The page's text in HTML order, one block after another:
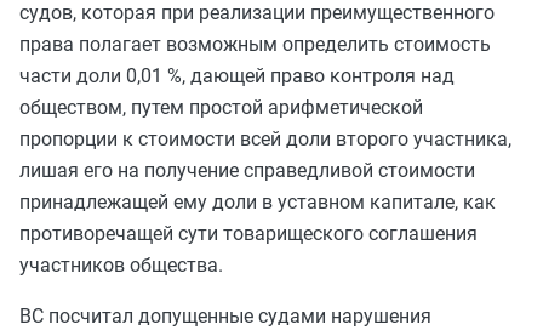
судов, которая при реализации преимущественного
права полагает возможным определить стоимость
части доли 0,01 %, дающей право контроля над
обществом, путем простой арифметической
пропорции к стоимости всей доли второго участника,
лишая его на получение справедливой стоимости
принадлежащей ему доли в уставном капитале, как
противоречащей сути товарищеского соглашения
участников общества.
ВС посчитал допущенные судами нарушения